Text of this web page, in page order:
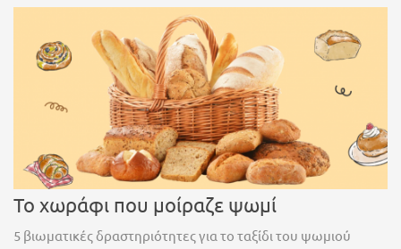
Το χωράφι που μοίραζε ψωμί
5 βιωματικές δραστηριότητες για το ταξίδι του ψωμιού